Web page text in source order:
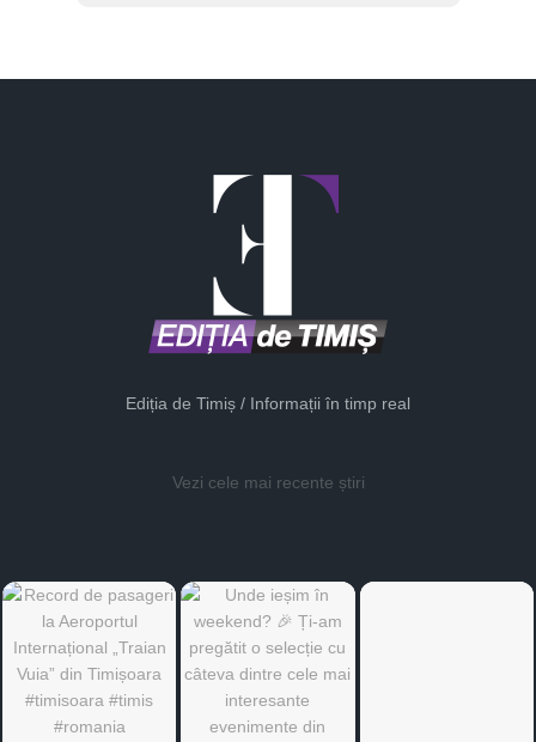
Ediția de Timiș / Informații în timp real
Vezi cele mai recente știri